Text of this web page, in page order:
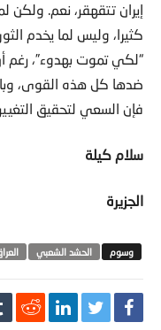
إيران تتقهقر، نعم.
كثيرا، وليس لما يخدم
“لكي تموت بهدوء”،
ضدها كل هذه القوى،
فإن السعي لتحقيق
سلام كيلة
الجزيرة
الحشد الشعبي